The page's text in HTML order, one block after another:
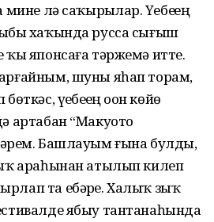
лә саҡырҙылар. Үҙебеҙҙең
хаҡында русса сығыш
японсаға тәржемә итте.
шуны яһап торам,
үҙебеҙҙең оҙон көйҙө
артабан “Макуото
Башлауым ғына булды,
араһынан атылып килеп
та ебәрҙе. Халыҡ зыҡ
ябыу тантанаһында